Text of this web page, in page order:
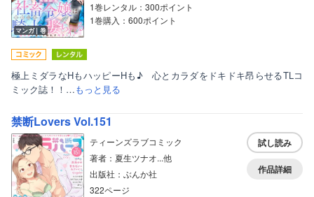
マンガ｜巻
1巻レンタル：300ポイント
1巻購入：600ポイント
極上ミダラなHもハッピーHも♪ 心とカラダをドキドキ昂らせるTLコ
ミック誌！！…もっと見る
禁断Lovers Vol.151
ティーンズラブコミック
著者：夏生ツナオ...他
出版社：ぶんか社
322ページ
試し読み
作品詳細